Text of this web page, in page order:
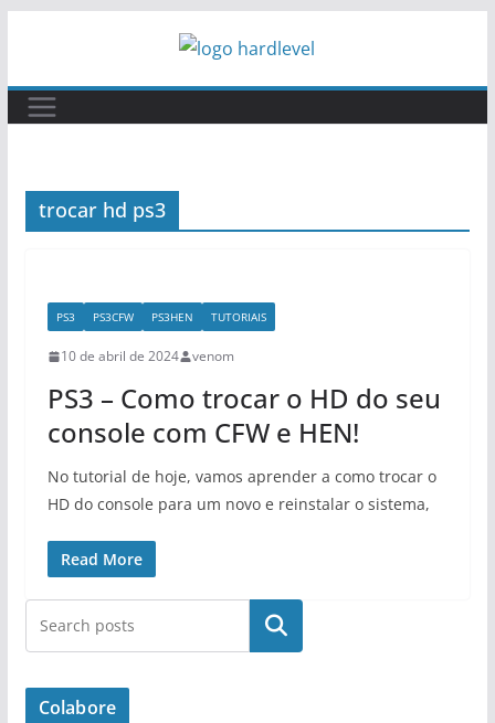
o
conteúdo
trocar hd ps3
PS3 PS3CFW PS3HEN TUTORIAIS
10 de abril de 2024 venom
PS3 – Como trocar o HD do seu
console com CFW e HEN!
No tutorial de hoje, vamos aprender a como trocar o
HD do console para um novo e reinstalar o sistema,
Read More
Pesquisar
Colabore